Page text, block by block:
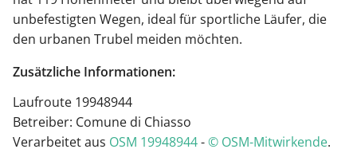
unbefestigten Wegen, ideal für sportliche Läufer, die
den urbanen Trubel meiden möchten.
Zusätzliche Informationen:
Laufroute 19948944
Betreiber: Comune di Chiasso
Verarbeitet aus OSM 19948944-© OSM-Mitwirkende.